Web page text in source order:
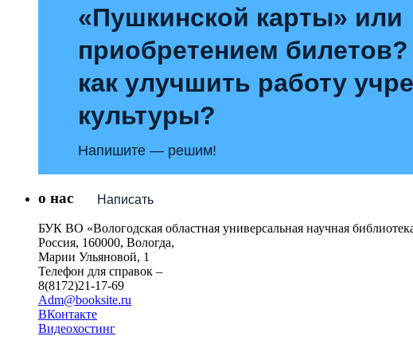
«Пушкинской карты» или
приобретением билетов?
как улучшить работу
культуры?
Напишите — решим!
Написать
о нас
БУК ВО «Вологодская областная универсальная научная
Россия, 160000, Вологда,
Марии Ульяновой, 1
Телефон для справок –
8(8172)21-17-69
Adm@booksite.ru
ВКонтакте
Видеохостинг